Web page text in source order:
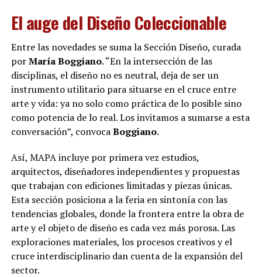
El auge del Diseño Coleccionable
Entre las novedades se suma la Sección Diseño, curada
porMaría Boggiano. “En la intersección de las
disciplinas, el diseño no es neutral, deja de ser un
instrumento utilitario para situarse en el cruce entre
arte y vida: ya no solo como práctica de lo posible sino
como potencia de lo real. Los invitamos a sumarse a esta
conversación”, convocaBoggiano.
Así, MAPA incluye por primera vez estudios,
arquitectos, diseñadores independientes y propuestas
que trabajan con ediciones limitadas y piezas únicas.
Esta sección posiciona a la feria en sintonía con las
tendencias globales, donde la frontera entre la obra de
arte y el objeto de diseño es cada vez más porosa. Las
exploraciones materiales, los procesos creativos y el
cruce interdisciplinario dan cuenta de la expansión del
sector.